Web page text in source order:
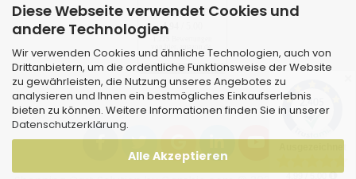
Diese Webseite verwendet Cookies und
andere Technologien
Wir verwenden Cookies und ähnliche Technologien, auch von
Drittanbietern, um die ordentliche Funktionsweise der Website
zu gewährleisten, die Nutzung unseres Angebotes zu
analysieren und Ihnen ein bestmögliches Einkaufserlebnis
bieten zu können. Weitere Informationen finden Sie in unserer
Datenschutzerklärung.
Alle Akzeptieren
SEHR GUT
4.94
ebay.de
Hinweis zu den Bewertungen